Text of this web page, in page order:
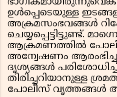
ഉൾപ്പെടെയുള്ള
അക്രമസംഭവങ്ങൾ
ചെയ്യപ്പെട്ടിട്ടുണ്ട്.
ആക്രമണത്തിൽ
അന്വേഷണം
ദൃശ്യങ്ങൾ
തിരിച്ചറിയാനുള്ള
പോലീസ് വൃത്തങ്ങൾ